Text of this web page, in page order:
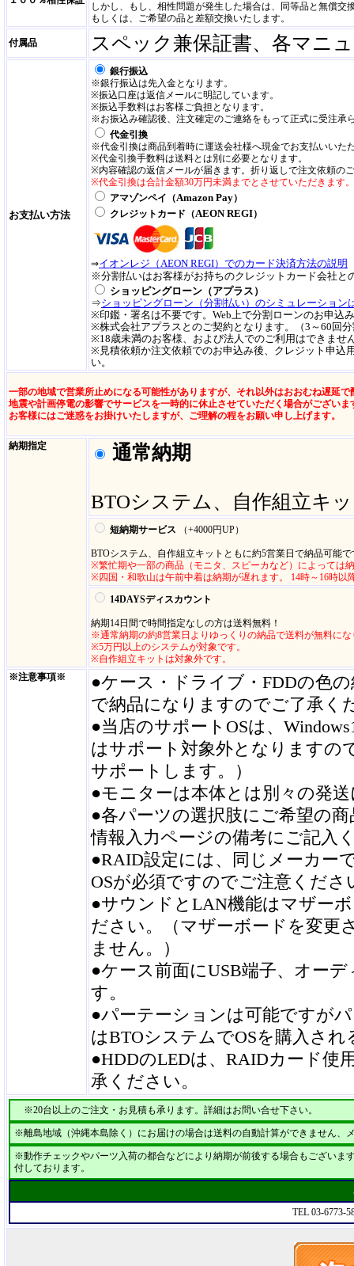
しかし、もし、相性問題が発生した場合は、同等品と無償交
もしくは、ご希望の品と差額交換いたします。
付属品 スペック兼保証書、各マニ
お支払い方法
銀行振込
※銀行振込は先入金となります。
※振込口座は返信メールに明記しています。
※振込手数料はお客様ご負担となります。
※お振込み確認後、注文確定のご連絡をもって正式に受注承
代金引換
※代金引換は商品到着時に運送会社様へ現金でお支払いいた
※代金引換手数料は送料とは別に必要となります。
※内容確認の返信メールが届きます。折り返しで注文依頼の
※代金引換は合計金額30万円未満までとさせていただきます。
アマゾンペイ（Amazon Pay）
クレジットカード（AEON REGI）
⇒イオンレジ（AEON REGI）でのカード決済方法の説明
※分割払いはお客様がお持ちのクレジットカード会社と
ショッピングローン（アプラス）
⇒ショッピングローン（分割払い）のシミュレーション
※印鑑・署名は不要です。Web上で分割ローンのお申込
※株式会社アプラスとのご契約となります。（3～60回
※18歳未満のお客様、および法人でのご利用はできませ
※見積依頼か注文依頼でのお申込み後、クレジット申込
い。
一部の地域で営業所止めになる可能性がありますが、それ以外はおおむね遅延で
地震や計画停電の影響でサービスを一時的に休止させていただく場合がございま
お客様にはご迷惑をお掛けいたしますが、ご理解の程をお願い申し上げます。
納期指定 通常納期
BTOシステム、自作組立キ
短納期サービス （+4000円UP）
BTOシステム、自作組立キットともに約5営業日で納品可能で
※繁忙期や一部の商品（モニタ、スピーカなど）によっては
※四国・和歌山は午前中着は納期が遅れます。 14時～16時以
14DAYSディスカウント
納期14日間で時間指定なしの方は送料無料！
※通常納期の約8営業日よりゆっくりの納品で送料が無料にな
※5万円以上のシステムが対象です。
※自作組立キットは対象外です。
※注意事項※
●ケース・ドライブ・FDDの色
で納品になりますのでご了承く
●当店のサポートOSは、
はサポート対象外となりますの
サポートします。）
●モニターは本体とは別々の発
●各パーツの選択肢にご希望の
情報入力ページの備考にご記入
●RAID設定には、同じメーカー
OSが必須ですのでご注意くださ
●サウンドとLAN機能はマザー
ださい。（マザーボードを変更
ません。）
●ケース前面にUSB端子、オー
す。
●パーテーションは可能ですが
はBTOシステムでOSを購入さ
●HDDのLEDは、RAIDカード使
承ください。
※20台以上のご注文・お見積も承ります。詳細はお問い合せ下さい。
※離島地域（沖縄本島除く）にお届けの場合は送料の自動計算ができません、
※動作チェックやパーツ入荷の都合などにより納期が前後する場合もございま
付しております。
TEL 03-6773-